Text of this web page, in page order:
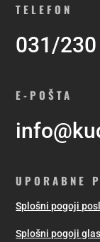
TELEFON
031/230
E-POŠTA
UPORABNE
Splošni pogoji
Splošni pogoji